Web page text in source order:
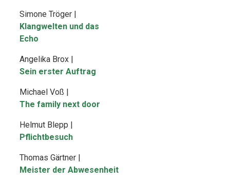
Simone Tröger |
Klangwelten und das
Echo
Angelika Brox |
Sein erster Auftrag
Michael Voß |
The family next door
Helmut Blepp |
Pflichtbesuch
Thomas Gärtner |
Meister der Abwesenheit